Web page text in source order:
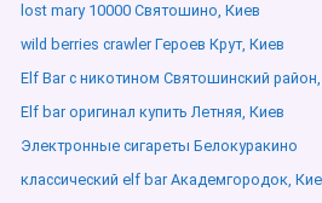
lost mary 10000 Святошино, Киев
wild berries crawler Героев Крут, Киев
Elf Bar с никотином Святошинский
Elf bar оригинал купить Летняя, Киев
Электронные сигареты Белокуракино
классический elf bar Академгородок,